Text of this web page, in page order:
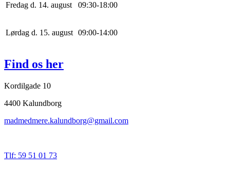
Fredag d. 14. august 09:30-18:00
Lørdag d. 15. august 09:00-14:00
Find os her
Kordilgade 10
4400 Kalundborg
madmedmere.kalundborg@gmail.com
Tlf: 59 51 01 73